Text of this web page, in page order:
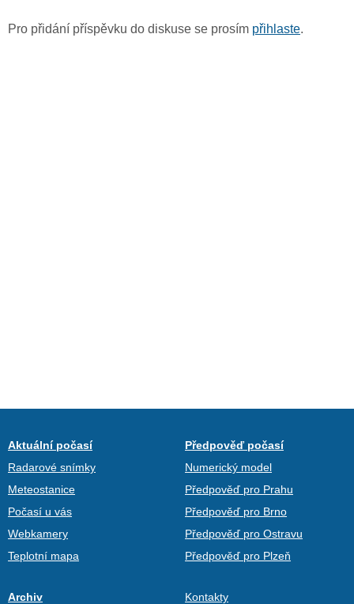
Pro přidání příspěvku do diskuse se prosím přihlaste.
Aktuální počasí
Radarové snímky
Meteostanice
Počasí u vás
Webkamery
Teplotní mapa
Předpověď počasí
Numerický model
Předpověď pro Prahu
Předpověď pro Brno
Předpověď pro Ostravu
Předpověď pro Plzeň
Archiv Kontakty